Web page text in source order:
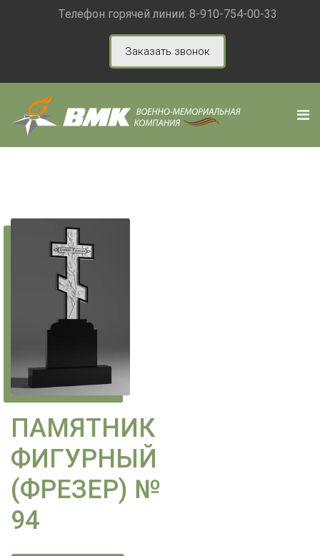
Телефон горячей линии: 8-910-754-00-33
Заказать звонок
ПАМЯТНИК
ФИГУРНЫЙ
(ФРЕЗЕР) №
94